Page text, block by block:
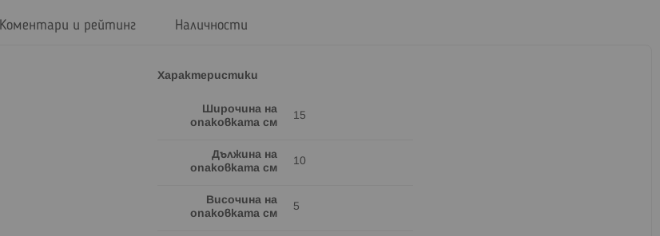
Характеристики
Широчина на
опаковката см
15
Дължина на
опаковката см
10
Височина на
опаковката см
5
Коментари и рейтинг Наличности